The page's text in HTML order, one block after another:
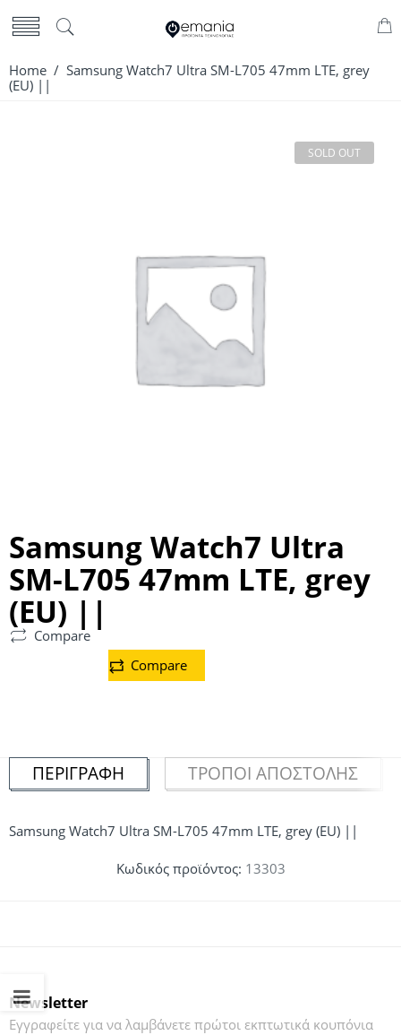
Home / Samsung Watch7 Ultra SM-L705 47mm LTE, grey
(EU) ||
SOLD OUT
Samsung Watch7 Ultra
SM-L705 47mm LTE, grey
(EU) ||
Compare
Compare
ΠΕΡΙΓΡΑΦΉ ΤΡΌΠΟΙ ΑΠΟΣΤΟΛΉΣ
Samsung Watch7 Ultra SM-L705 47mm LTE, grey (EU) ||
Κωδικός προϊόντος: 13303
Newsletter
Εγγραφείτε για να λαμβάνετε πρώτοι εκπτωτικά κουπόνια